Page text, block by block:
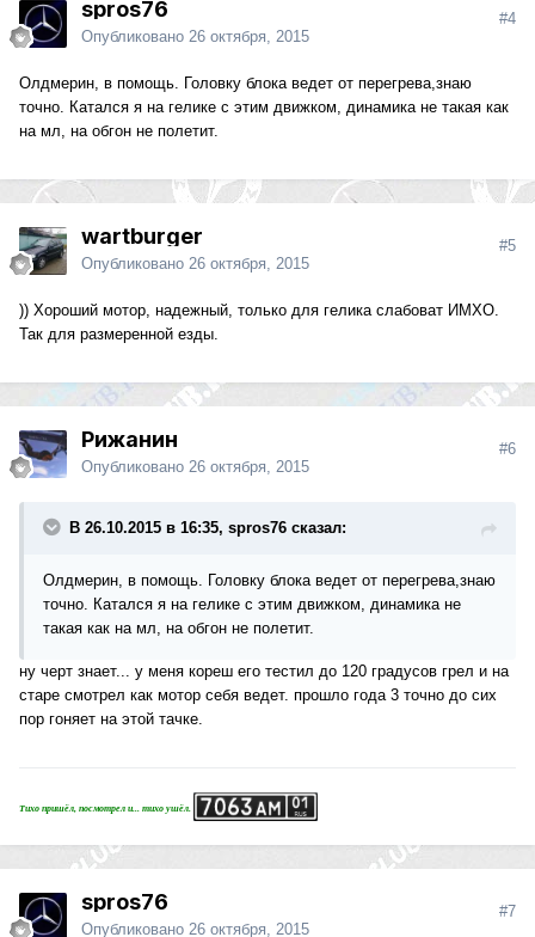
spros76
Опубликовано 26 октября, 2015
#4
Олдмерин, в помощь. Головку блока ведет от перегрева,знаю
точно. Катался я на гелике с этим движком, динамика не такая как
на мл, на обгон не полетит.
wartburger
Опубликовано 26 октября, 2015
#5
)) Хороший мотор, надежный, только для гелика слабоват ИМХО.
Так для размеренной езды.
Рижанин
Опубликовано 26 октября, 2015
#6
В 26.10.2015 в 16:35, spros76 сказал:
Олдмерин, в помощь. Головку блока ведет от перегрева,знаю
точно. Катался я на гелике с этим движком, динамика не
такая как на мл, на обгон не полетит.
ну черт знает... у меня кореш его тестил до 120 градусов грел и на
старе смотрел как мотор себя ведет. прошло года 3 точно до сих
пор гоняет на этой тачке.
Тихо пришёл, посмотрел и... тихо ушёл.
spros76
Опубликовано 26 октября, 2015
#7